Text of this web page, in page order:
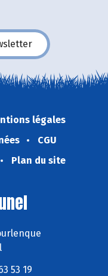
légales
CGU
Plan du site
53 19